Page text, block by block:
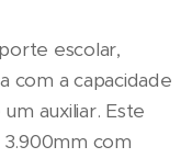
escolar,
com a capacidade
auxiliar. Este
com